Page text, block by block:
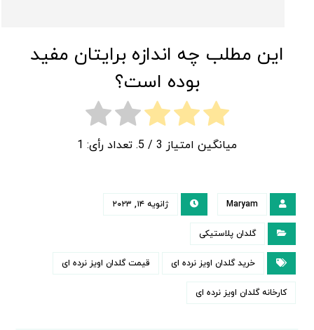
این مطلب چه اندازه برایتان مفید
بوده است؟
میانگین امتیاز 3 / 5. تعداد رأی: 1
Maryam ژانویه ۱۴, ۲۰۲۳
گلدان پلاستیکی
خرید گلدان اویز نرده ای قیمت گلدان اویز نرده ای
کارخانه گلدان اویز نرده ای